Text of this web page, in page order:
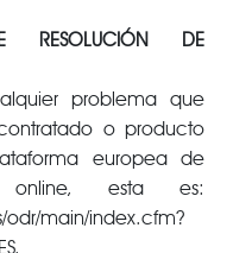
RESOLUCIÓN DE
problema que
o producto
europea de
online, esta es:
odr/main/index.cfm?